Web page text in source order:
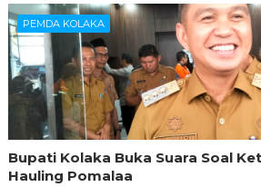
PEMDA KOLAKA
Bupati Kolaka Buka Suara Soal
Hauling Pomalaa